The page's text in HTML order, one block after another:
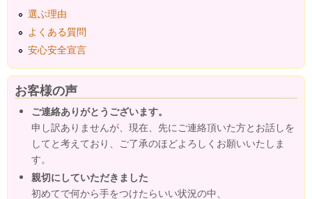
選ぶ理由
よくある質問
安心安全宣言
お客様の声
ご連絡ありがとうございます。
申し訳ありませんが、現在、先にご連絡頂いた方とお話しを
してと考えており、ご了承のほどよろしくお願いいたしま
す。
親切にしていただきました
初めてで何から手をつけたらいい状況の中、